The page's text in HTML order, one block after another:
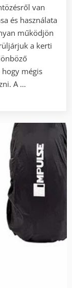
van
és használata
működjön
a kerti
mégis
A …